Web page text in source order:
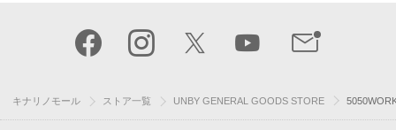
キナリノモール ストア一覧 UNBY GENERAL GOODS STORE